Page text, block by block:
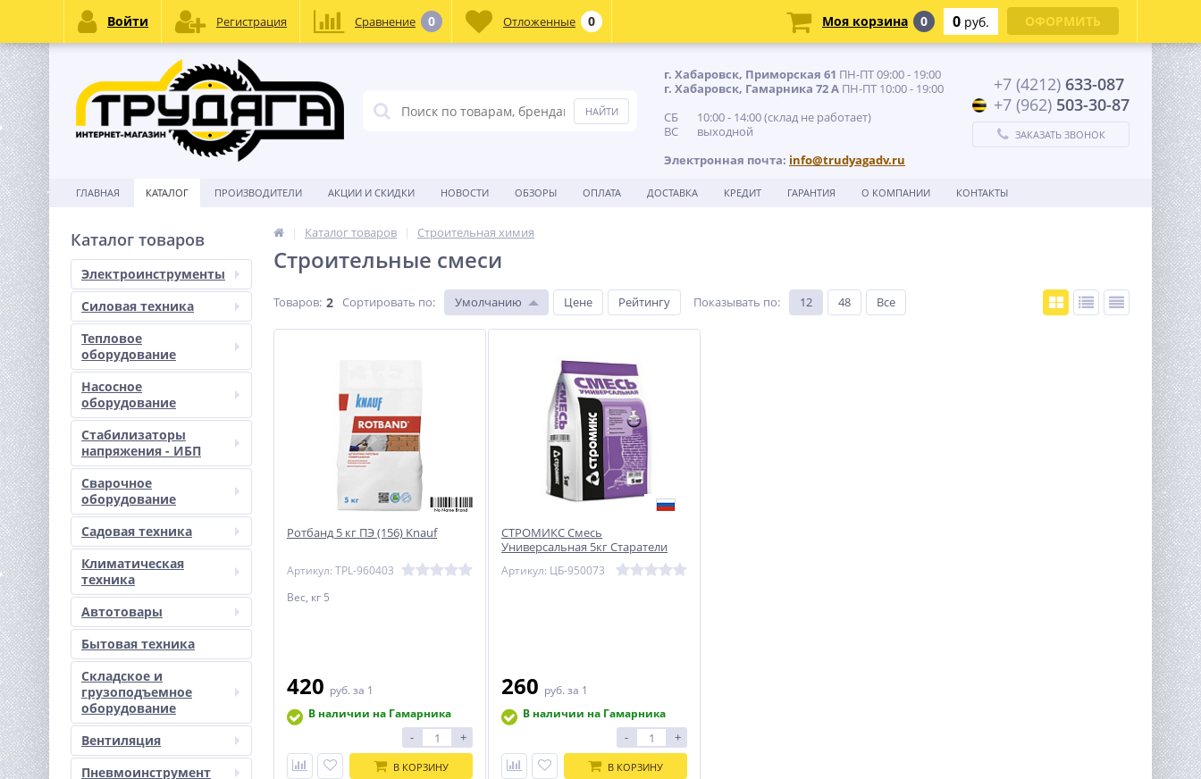
г. Хабаровск, Приморская 61 ПН-ПТ 09:00 - 19:00
г. Хабаровск, Гамарника 72 А ПН-ПТ 10:00 - 19:00
СБ 10:00 - 14:00 (склад не работает)
ВС выходной
Электронная почта: info@trudyagadv.ru
+7 (4212) 633-087
+7 (962) 503-30-87
ЗАКАЗАТЬ ЗВОНОК
ГЛАВНАЯ КАТАЛОГ ПРОИЗВОДИТЕЛИ АКЦИИ И СКИДКИ НОВОСТИ ОБЗОРЫ ОПЛАТА ДОСТАВКА КРЕДИТ ГАРАНТИЯ О КОМПАНИИ КОНТАКТЫ
Каталог товаров
Электроинструменты
Силовая техника
Тепловое
оборудование
Насосное
оборудование
Стабилизаторы
напряжения - ИБП
Сварочное
оборудование
Садовая техника
Климатическая
техника
Автотовары
Бытовая техника
Складское и
грузоподъемное
оборудование
Вентиляция
Пневмоинструмент
Каталог товаров Строительная химия
Строительные смеси
Товаров: 2 Сортировать по: Умолчанию Цене Рейтингу Показывать по: 12 48 Все
Ротбанд 5 кг ПЭ (156) Knauf
Артикул: TPL-960403
Вес, кг 5
420 руб. за 1
В наличии на Гамарника
- +
В КОРЗИНУ
СТРОМИКС Смесь
Универсальная 5кг Старатели
Артикул: ЦБ-950073
260 руб. за 1
В наличии на Гамарника
- +
В КОРЗИНУ
Войти Регистрация Сравнение 0 Отложенные 0 Моя корзина 0 0 руб. ОФОРМИТЬ